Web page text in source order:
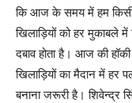
कि आज के समय में हम
खिलाड़ियों को हर
दबाव होता है। आज की
खिलाड़ियों का मैदान में
बनाना जरूरी है। शिवेन्द्र